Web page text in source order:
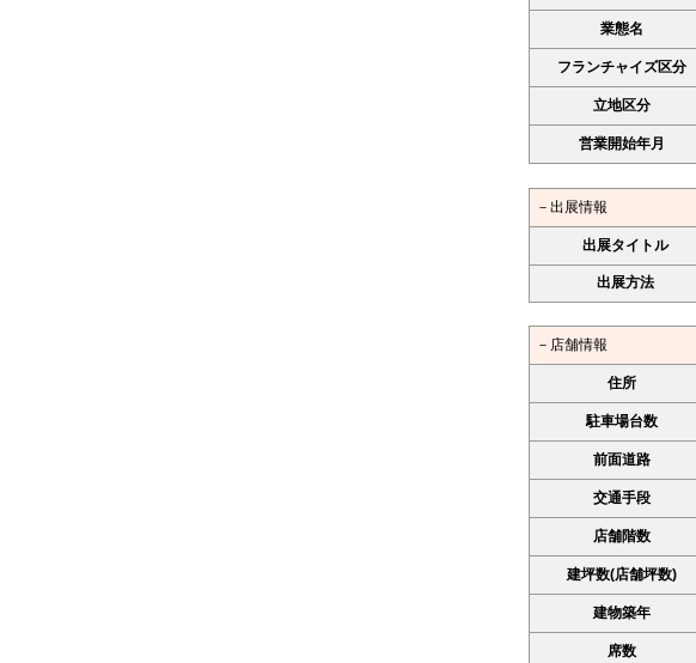
業態名
フランチャイズ区分
立地区分
営業開始年月
－出展情報
出展タイトル
出展方法
－店舗情報
住所
駐車場台数
前面道路
交通手段
店舗階数
建坪数(店舗坪数)
建物築年
席数